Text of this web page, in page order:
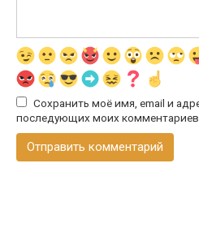
Сохранить моё имя, email и
последующих моих